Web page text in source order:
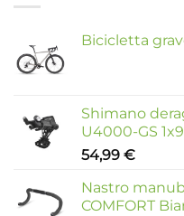
Bicicletta
Shimano
U4000-GS
54,99 €
Nastro
COMFORT